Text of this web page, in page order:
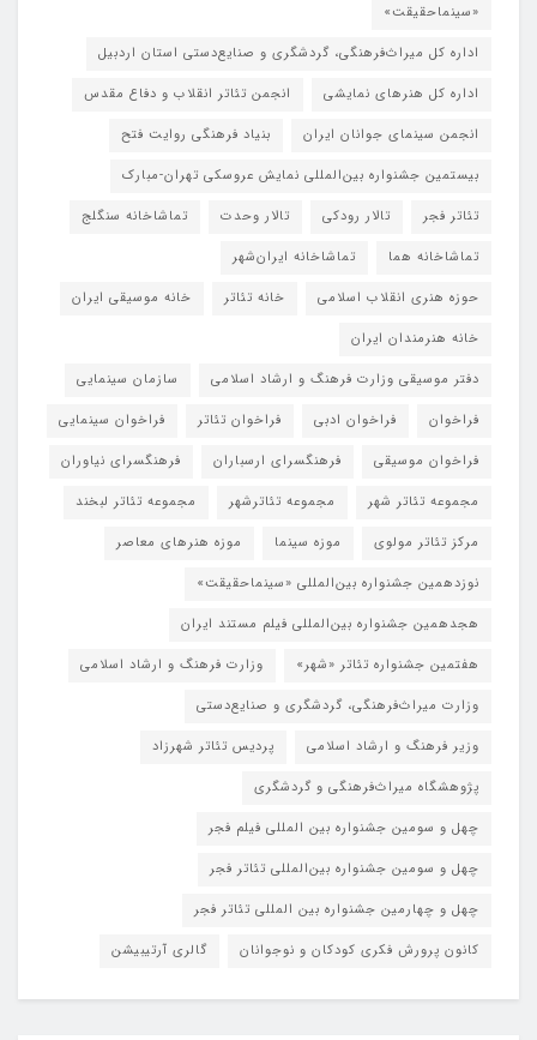
«سینماحقیقت»
اداره کل میراث‌فرهنگی، گردشگری و صنایع‌دستی استان اردبیل
اداره کل هنرهای نمایشی
انجمن تئاتر انقلاب و دفاع مقدس
انجمن سینمای جوانان ایران
بنیاد فرهنگی روایت فتح
بیستمین جشنواره بین‌المللی نمایش عروسکی تهران-مبارک
تئاتر فجر
تالار رودکی تالار وحدت
تماشاخانه سنگلج
تماشاخانه هما
تماشاخانه‌ ایران‌شهر
حوزه هنری انقلاب اسلامی
خانه تئاتر
خانه موسیقی ایران
خانه هنرمندان ایران
دفتر موسیقی وزارت فرهنگ و ارشاد اسلامی
سازمان سینمایی
فراخوان
فراخوان ادبی فراخوان تئاتر
فراخوان سینمایی
فراخوان موسیقی
فرهنگسرای ارسباران
فرهنگسرای نیاوران
مجموعه تئاتر شهر
مجموعه تئاترشهر
مجموعه تئاتر لبخند
مرکز تئاتر مولوی
موزه سینما
موزه هنرهای معاصر
نوزدهمین جشنواره بین‌المللی «سینماحقیقت»
هجدهمین جشنواره بین‌المللی فیلم مستند ایران
هفتمین جشنواره تئاتر «شهر»
وزارت فرهنگ و ارشاد اسلامی
وزارت میراث‌فرهنگی، گردشگری و صنایع‌دستی
وزیر فرهنگ و ارشاد اسلامی
پردیس تئاتر شهرزاد
پژوهشگاه میراث‌فرهنگی و گردشگری
چهل و سومین جشنواره بین المللی فیلم فجر
چهل و سومین جشنواره بین‌المللی تئاتر فجر
چهل و چهارمین جشنواره بین المللی تئاتر فجر
کانون پرورش فکری کودکان و نوجوانان
گالری آرتیبیشن